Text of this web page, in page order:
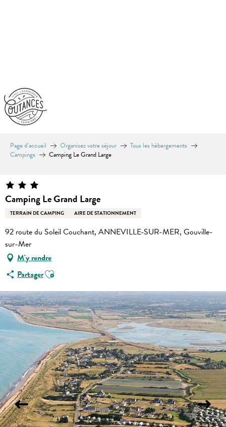
Page d’accueil Organisez votre séjour
Tous les hébergements
Campings
Camping Le Grand Large
Camping Le Grand Large
TERRAIN DE CAMPING AIRE DE STATIONNEMENT
92 route du Soleil Couchant, ANNEVILLE-SUR-MER, Gouville-
sur-Mer
M'y rendre
PartagerAjouter aux favoris